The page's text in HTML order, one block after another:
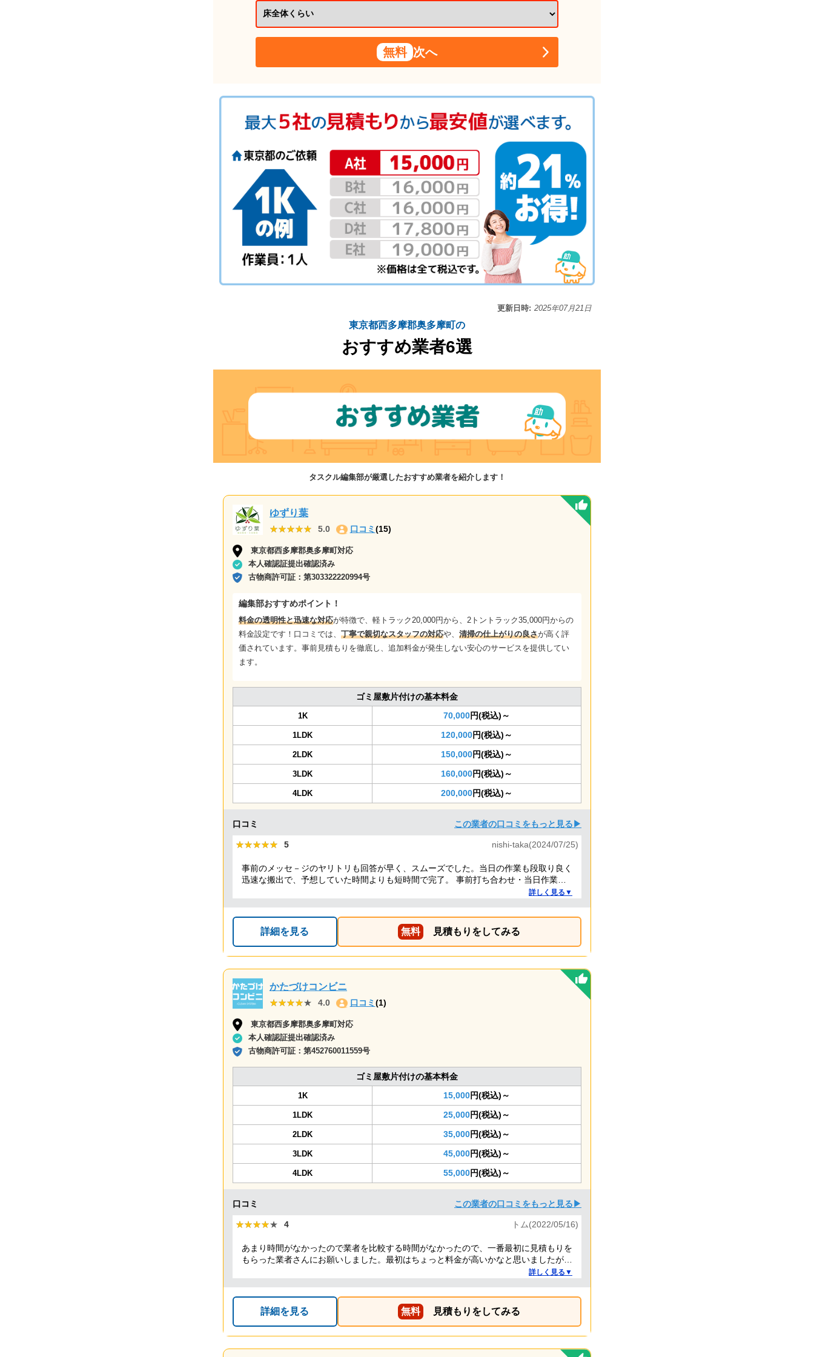
無料 次へ
更新日時: 2025年07月21日
東京都西多摩郡奥多摩町の
おすすめ業者6選
タスクル編集部が厳選したおすすめ業者を紹介します！
ゆずり葉
★★★★★
★★★★★ 5.0 口コミ (15)
東京都西多摩郡奥多摩町対応
本人確認証提出確認済み
古物商許可証： 第303322220994号
編集部おすすめポイント！
料金の透明性と迅速な対応が特徴で、軽トラック20,000円から、2トントラック35,000円からの
料金設定です！口コミでは、丁寧で親切なスタッフの対応や、清掃の仕上がりの良さが高く評
価されています。事前見積もりを徹底し、追加料金が発生しない安心のサービスを提供してい
ます。
ゴミ屋敷片付けの基本料金
1K 70,000円(税込)～
1LDK 120,000円(税込)～
2LDK 150,000円(税込)～
3LDK 160,000円(税込)～
4LDK 200,000円(税込)～
口コミ この業者の口コミをもっと見る▶
★★★★★
★★★★★ 5 nishi-taka(2024/07/25)
事前のメッセ－ジのヤリトリも回答が早く、スムーズでした。当日の作業も段取り良く
迅速な搬出で、予想していた時間よりも短時間で完了。 事前打ち合わせ・当日作業と
も全体的に好感がもて、今後何かある時はまた依頼したくなるような感想です。詳しく見る▼
詳細を見る 無料 見積もりをしてみる
かたづけコンビニ
★★★★★
★★★★★ 4.0 口コミ (1)
東京都西多摩郡奥多摩町対応
本人確認証提出確認済み
古物商許可証： 第452760011559号
ゴミ屋敷片付けの基本料金
1K 15,000円(税込)～
1LDK 25,000円(税込)～
2LDK 35,000円(税込)～
3LDK 45,000円(税込)～
4LDK 55,000円(税込)～
口コミ この業者の口コミをもっと見る▶
★★★★★
★★★★★ 4 トム(2022/05/16)
あまり時間がなかったので業者を比較する時間がなかったので、一番最初に見積もりを
もらった業者さんにお願いしました。最初はちょっと料金が高いかなと思いましたが、
急いでいた事もあり家から近い業者さんだったらしく時間もぴったり訪問してくれて、
ちよく作業をしてもらえました。空いてるスペースにもう少し残荷積んでもらえたら嬉
しかった。
詳しく見る▼
詳細を見る 無料 見積もりをしてみる